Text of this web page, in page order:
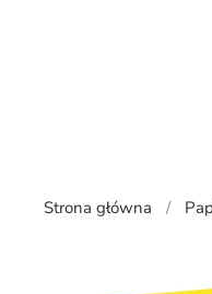
Strona główna